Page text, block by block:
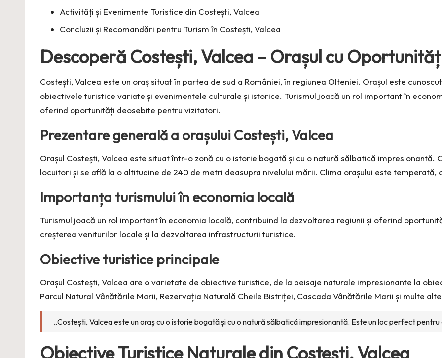
Activități și Evenimente Turistice din Costești, Valcea
Concluzii și Recomandări pentru Turism în Costești, Valcea
Descoperă Costești, Valcea – Orașul cu
Costești, Valcea este un oraș situat în partea de sud a României, în regiunea Olteniei. Orașul este
obiectivele turistice variate și evenimentele culturale și istorice. Turismul joacă un rol important în
oferind oportunități deosebite pentru vizitatori.
Prezentare generală a orașului Costești, Valcea
Orașul Costești, Valcea este situat într-o zonă cu o istorie bogată și cu o natură sălbatică
locuitori și se află la o altitudine de 240 de metri deasupra nivelului mării. Clima orașului este temperată,
Importanța turismului în economia locală
Turismul joacă un rol important în economia locală, contribuind la dezvoltarea regiunii și oferind
creșterea veniturilor locale și la dezvoltarea infrastructurii turistice.
Obiective turistice principale
Orașul Costești, Valcea are o varietate de obiective turistice, de la peisaje naturale impresionante la
Parcul Natural Vânătările Marii, Rezervația Naturală Cheile Bistriței, Cascada Vânătările Marii și multe
„Costești, Valcea este un oraș cu o istorie bogată și cu o natură sălbatică impresionantă. Este un loc perfect pentru
Obiective Turistice Naturale din Costești, Valcea